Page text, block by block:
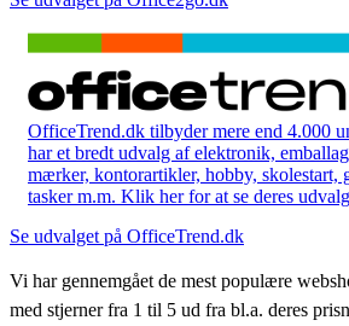
OfficeTrend.dk tilbyder mere end 4.000
har et bredt udvalg af elektronik,
mærker, kontorartikler, hobby, skolestart,
tasker m.m. Klik her for at se deres
Se udvalget på OfficeTrend.dk
Vi har gennemgået de mest populære
med stjerner fra 1 til 5 ud fra bl.a. deres